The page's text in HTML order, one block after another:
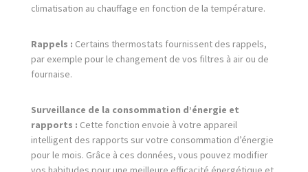
climatisation au chauffage en fonction de la température.
Rappels : Certains thermostats fournissent des rappels,
par exemple pour le changement de vos filtres à air ou de
fournaise.
Surveillance de la consommation d’énergie et
rapports : Cette fonction envoie à votre appareil
intelligent des rapports sur votre consommation d’énergie
pour le mois. Grâce à ces données, vous pouvez modifier